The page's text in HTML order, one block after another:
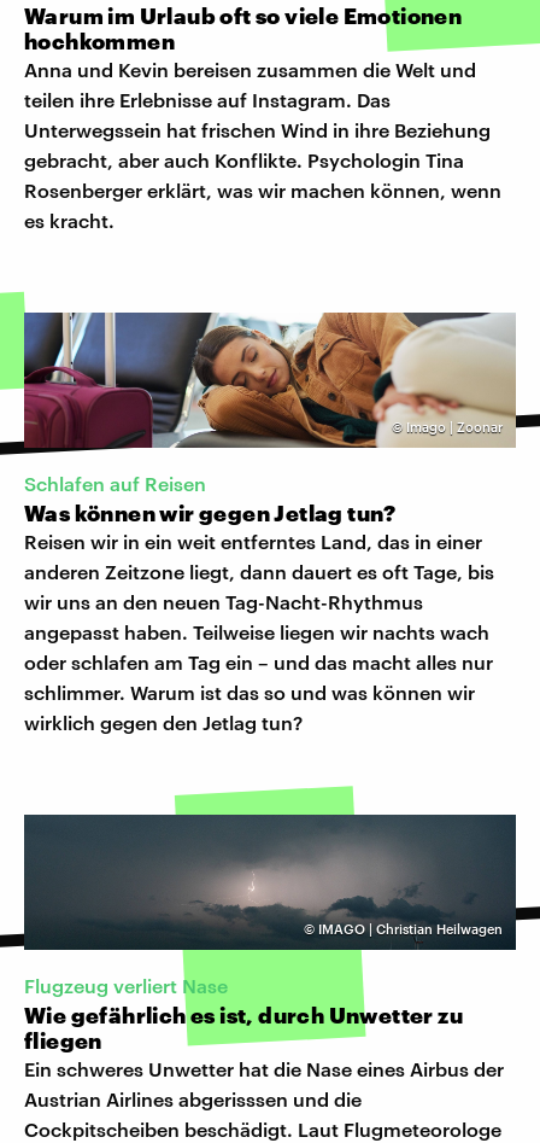
Warum im Urlaub oft so viele Emotionen
hochkommen
Anna und Kevin bereisen zusammen die Welt und
teilen ihre Erlebnisse auf Instagram. Das
Unterwegssein hat frischen Wind in ihre Beziehung
gebracht, aber auch Konflikte. Psychologin Tina
Rosenberger erklärt, was wir machen können, wenn
es kracht.
© Imago | Zoonar
Schlafen auf Reisen
Was können wir gegen Jetlag tun?
Reisen wir in ein weit entferntes Land, das in einer
anderen Zeitzone liegt, dann dauert es oft Tage, bis
wir uns an den neuen Tag-Nacht-Rhythmus
angepasst haben. Teilweise liegen wir nachts wach
oder schlafen am Tag ein – und das macht alles nur
schlimmer. Warum ist das so und was können wir
wirklich gegen den Jetlag tun?
© IMAGO | Christian Heilwagen
Flugzeug verliert Nase
Wie gefährlich es ist, durch Unwetter zu
fliegen
Ein schweres Unwetter hat die Nase eines Airbus der
Austrian Airlines abgerisssen und die
Cockpitscheiben beschädigt. Laut Flugmeteorologe